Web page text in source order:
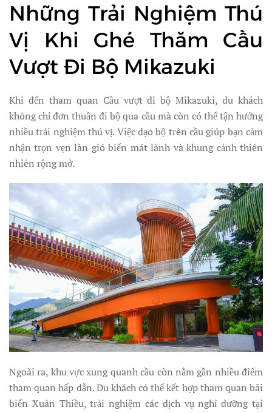
Những Trải Nghiệm Thú
Vị Khi Ghé Thăm Cầu
Vượt Đi Bộ Mikazuki
Khi đến tham quan Cầu vượt đi bộ Mikazuki, du khách
không chỉ đơn thuần đi bộ qua cầu mà còn có thể tận hưởng
nhiều trải nghiệm thú vị. Việc dạo bộ trên cầu giúp bạn cảm
nhận trọn vẹn làn gió biển mát lành và khung cảnh thiên
nhiên rộng mở.
Ngoài ra, khu vực xung quanh cầu còn nằm gần nhiều điểm
tham quan hấp dẫn. Du khách có thể kết hợp tham quan bãi
biển Xuân Thiều, trải nghiệm các dịch vụ nghỉ dưỡng tại